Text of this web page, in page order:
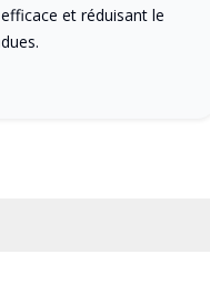
et réduisant le